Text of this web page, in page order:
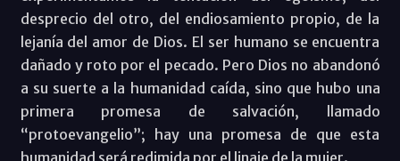
desprecio del otro, del endiosamiento propio, de la
lejanía del amor de Dios. El ser humano se encuentra
dañado y roto por el pecado. Pero Dios no abandonó
a su suerte a la humanidad caída, sino que hubo una
primera promesa de salvación, llamado
“protoevangelio”; hay una promesa de que esta
humanidad será redimida por el linaje de la mujer.